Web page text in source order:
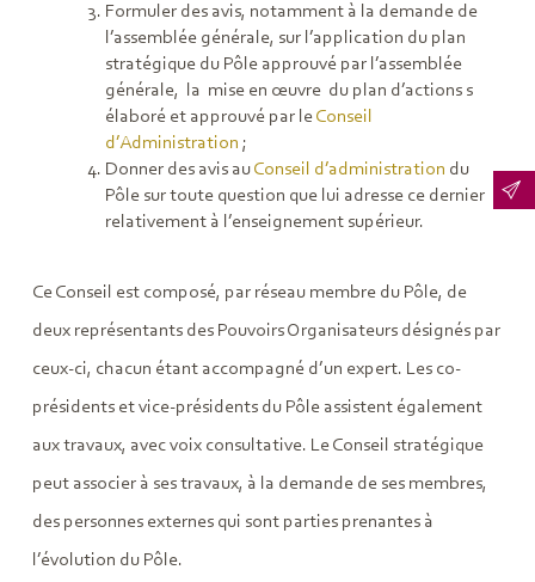
Formuler des avis, notamment à la demande de
l’assemblée générale, sur l’application du plan
stratégique du Pôle approuvé par l’assemblée
générale, la mise en œuvre du plan d’actions s
élaboré et approuvé par leConseil
d’Administration ;
Donner des avis auConseil d’administration du
Pôle sur toute question que lui adresse ce dernier
relativement à l’enseignement supérieur.
Ce Conseil est composé, par réseau membre du Pôle, de
deux représentants des Pouvoirs Organisateurs désignés par
ceux-ci, chacun étant accompagné d’un expert. Les co-
présidents et vice-présidents du Pôle assistent également
aux travaux, avec voix consultative. Le Conseil stratégique
peut associer à ses travaux, à la demande de ses membres,
des personnes externes qui sont parties prenantes à
l’évolution du Pôle.